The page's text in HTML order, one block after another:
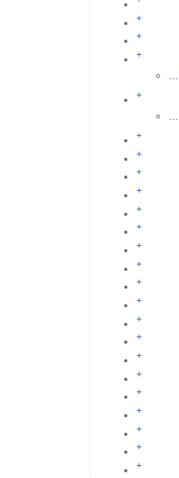
+
+
+
...
+
...
+
+
+
+
+
+
+
+
+
+
+
+
+
+
+
+
+
+
+